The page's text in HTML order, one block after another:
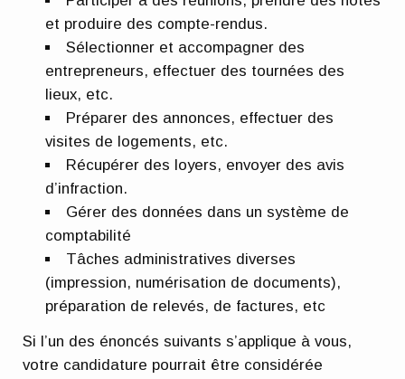
et produire des compte-rendus.
Sélectionner et accompagner des
entrepreneurs, effectuer des tournées des
lieux, etc.
Préparer des annonces, effectuer des
visites de logements, etc.
Récupérer des loyers, envoyer des avis
d’infraction.
Gérer des données dans un système de
comptabilité
Tâches administratives diverses
(impression, numérisation de documents),
préparation de relevés, de factures, etc
Si l’un des énoncés suivants s’applique à vous,
votre candidature pourrait être considérée